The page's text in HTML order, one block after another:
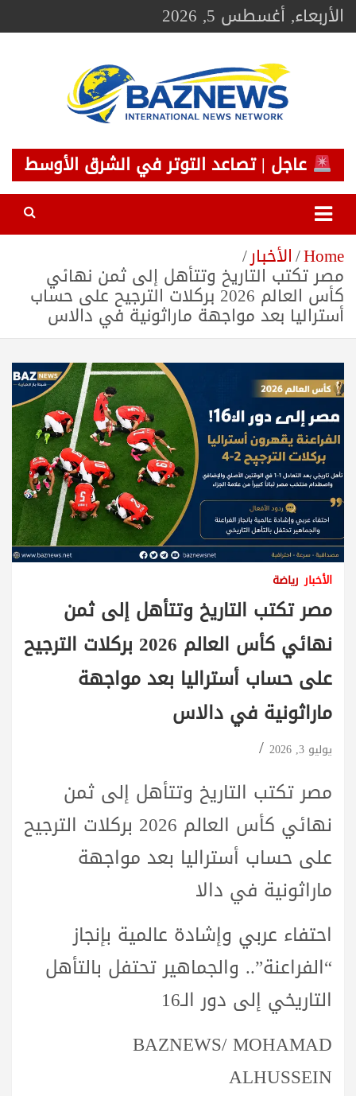
Skip
toالأربعاء, أغسطس 5, 2026
BAZNEWS
شبكة باز الإخبارية
عاجل | تصاعد التوتر في الشرق الأوسط
Home الأخبار
مصر تكتب التاريخ وتتأهل إلى ثمن نهائي
كأس العالم 2026 بركلات الترجيح على حساب
أستراليا بعد مواجهة ماراثونية في دالاس
الأخبار رياضة
مصر تكتب التاريخ وتتأهل إلى ثمن
نهائي كأس العالم 2026 بركلات الترجيح
على حساب أستراليا بعد مواجهة
ماراثونية في دالاس
يوليو 3, 2026
مصر تكتب التاريخ وتتأهل إلى ثمن
نهائي كأس العالم 2026 بركلات الترجيح
على حساب أستراليا بعد مواجهة
ماراثونية في دالا
احتفاء عربي وإشادة عالمية بإنجاز
“الفراعنة”.. والجماهير تحتفل بالتأهل
التاريخي إلى دور الـ16
BAZNEWS/ MOHAMAD
ALHUSSEIN